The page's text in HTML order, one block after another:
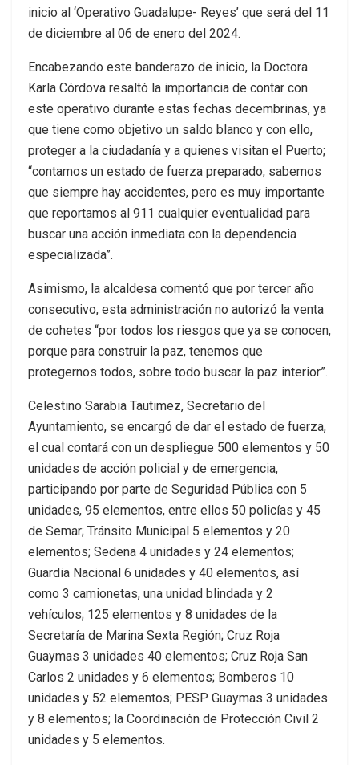
inicio al ‘Operativo Guadalupe- Reyes’ que será del 11
de diciembre al 06 de enero del 2024.
Encabezando este banderazo de inicio, la Doctora
Karla Córdova resaltó la importancia de contar con
este operativo durante estas fechas decembrinas, ya
que tiene como objetivo un saldo blanco y con ello,
proteger a la ciudadanía y a quienes visitan el Puerto;
“contamos un estado de fuerza preparado, sabemos
que siempre hay accidentes, pero es muy importante
que reportamos al 911 cualquier eventualidad para
buscar una acción inmediata con la dependencia
especializada”.
Asimismo, la alcaldesa comentó que por tercer año
consecutivo, esta administración no autorizó la venta
de cohetes “por todos los riesgos que ya se conocen,
porque para construir la paz, tenemos que
protegernos todos, sobre todo buscar la paz interior”.
Celestino Sarabia Tautimez, Secretario del
Ayuntamiento, se encargó de dar el estado de fuerza,
el cual contará con un despliegue 500 elementos y 50
unidades de acción policial y de emergencia,
participando por parte de Seguridad Pública con 5
unidades, 95 elementos, entre ellos 50 policías y 45
de Semar; Tránsito Municipal 5 elementos y 20
elementos; Sedena 4 unidades y 24 elementos;
Guardia Nacional 6 unidades y 40 elementos, así
como 3 camionetas, una unidad blindada y 2
vehículos; 125 elementos y 8 unidades de la
Secretaría de Marina Sexta Región; Cruz Roja
Guaymas 3 unidades 40 elementos; Cruz Roja San
Carlos 2 unidades y 6 elementos; Bomberos 10
unidades y 52 elementos; PESP Guaymas 3 unidades
y 8 elementos; la Coordinación de Protección Civil 2
unidades y 5 elementos.